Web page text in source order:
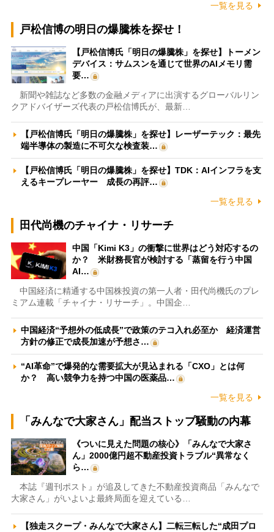
一覧を見る
戸松信博の明日の爆騰株を探せ！
【戸松信博氏「明日の爆騰株」を探せ】トーメン
デバイス：サムスンを通じて世界のAIメモリ需
要…
新聞や雑誌など多数の金融メディアに出演するグローバルリン
クアドバイザーズ代表の戸松信博氏が、最新…
【戸松信博氏「明日の爆騰株」を探せ】レーザーテック：最先
端半導体の製造に不可欠な検査装…
【戸松信博氏「明日の爆騰株」を探せ】TDK：AIインフラを支
えるキープレーヤー 成長の再評…
一覧を見る
田代尚機のチャイナ・リサーチ
中国「Kimi K3」の衝撃に世界はどう対応するの
か？ 米財務長官が検討する「蒸留を行う中国
AI…
中国経済に精通する中国株投資の第一人者・田代尚機氏のプレ
ミアム連載「チャイナ・リサーチ」。中国企…
中国経済“予想外の低成長”で政策のテコ入れ必至か 経済運営
方針の修正で成長加速が予想さ…
“AI革命”で爆発的な需要拡大が見込まれる「CXO」とは何
か？ 高い競争力を持つ中国の医薬品…
一覧を見る
「みんなで大家さん」配当ストップ騒動の内幕
《ついに見えた問題の核心》「みんなで大家さ
ん」2000億円超不動産投資トラブル“異常なく
ら…
本誌『週刊ポスト』が追及してきた不動産投資商品「みんなで
大家さん」がいよいよ最終局面を迎えている…
【独走スクープ・みんなで大家さん】二転三転した“成田プロ